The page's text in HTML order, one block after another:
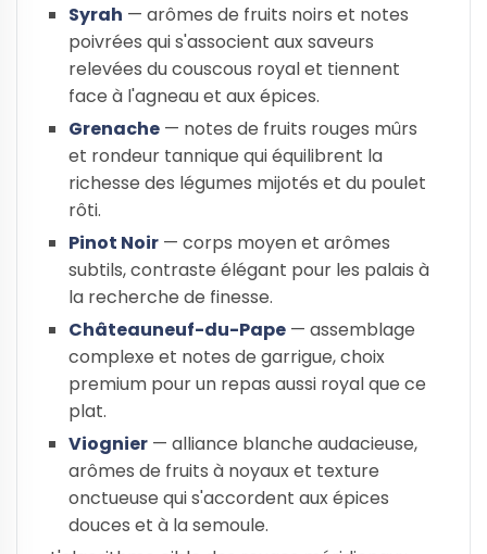
Syrah — arômes de fruits noirs et notes
poivrées qui s'associent aux saveurs
relevées du couscous royal et tiennent
face à l'agneau et aux épices.
Grenache — notes de fruits rouges mûrs
et rondeur tannique qui équilibrent la
richesse des légumes mijotés et du poulet
rôti.
Pinot Noir — corps moyen et arômes
subtils, contraste élégant pour les palais à
la recherche de finesse.
Châteauneuf-du-Pape — assemblage
complexe et notes de garrigue, choix
premium pour un repas aussi royal que ce
plat.
Viognier — alliance blanche audacieuse,
arômes de fruits à noyaux et texture
onctueuse qui s'accordent aux épices
douces et à la semoule.